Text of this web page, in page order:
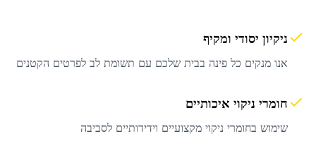
ניקיון יסודי ומקיף
אנו מנקים כל פינה בבית שלכם עם תשומת לב לפרטים הקטנים
חומרי ניקוי איכותיים
שימוש בחומרי ניקוי מקצועיים וידידותיים לסביבה